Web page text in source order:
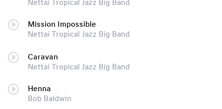
Nettai Tropical Jazz Big Band
Mission Impossible
Nettai Tropical Jazz Big Band
Caravan
Nettai Tropical Jazz Big Band
Henna
Bob Baldwin